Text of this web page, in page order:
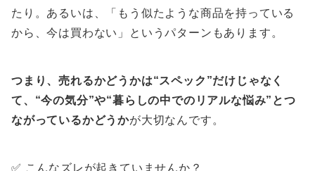
たり。あるいは、「もう似たような商品を持っている
から、今は買わない」というパターンもあります。
つまり、売れるかどうかは“スペック”だけじゃなく
て、“今の気分”や“暮らしの中でのリアルな悩み”とつ
ながっているかどうかが大切なんです。
✅ こんなズレが起きていませんか？